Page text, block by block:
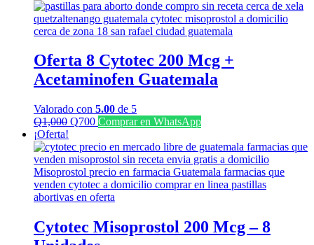
Oferta 8 Cytotec 200 Mcg +
Acetaminofen Guatemala
Valorado con 5.00 de 5
Q1,000 El
original
era:
Q1,000.
Q700El
actual
es:
Q700.
Comprar en WhatsApp
¡Oferta!
Cytotec Misoprostol 200 Mcg – 8